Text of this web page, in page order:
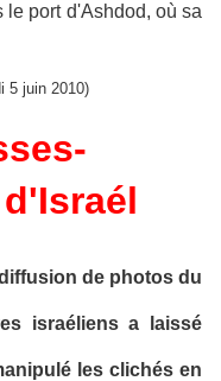
port d'Ashdod, où sa
5 juin 2010)
de photos du
israéliens a laissé
les clichés en